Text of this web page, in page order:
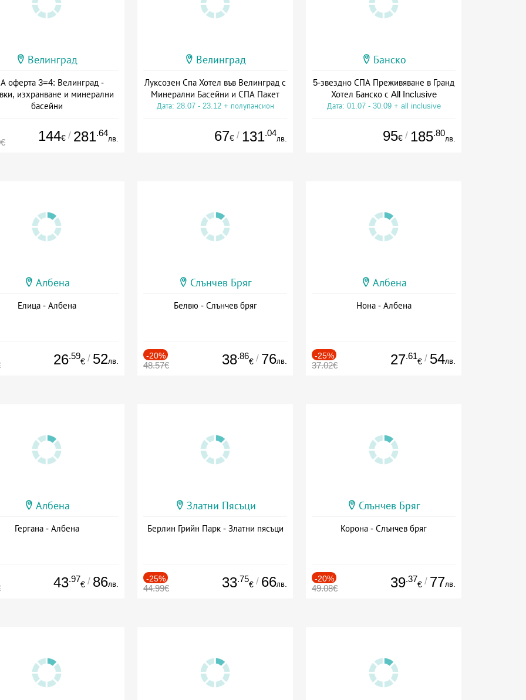
Велинград
оферта 3=4: Велинград -
изхранване и минерални
басейни
144€ / 281.64
лв.
Велинград
Луксозен Спа Хотел във Велинград с
Минерални Басейни и СПА Пакет
Дата: 28.07 - 23.12 + полупансион
67€ / 131.04
лв.
Банско
5-звездно СПА Преживяване в Гранд
Хотел Банско с All Inclusive
Дата: 01.07 - 30.09 + all inclusive
95€ / 185.80
лв.
Албена
Елица - Албена
26.59
€ / 52лв.
Слънчев Бряг
Белвю - Слънчев бряг
-20%
48.57€ 38.86
€ / 76лв.
Албена
Нона - Албена
-25%
37.02€ 27.61
€ / 54лв.
Албена
Гергана - Албена
43.97
€ / 86лв.
Златни Пясъци
Берлин Грийн Парк - Златни пясъци
-25%
44.99€ 33.75
€ / 66лв.
Слънчев Бряг
Корона - Слънчев бряг
-20%
49.08€ 39.37
€ / 77лв.